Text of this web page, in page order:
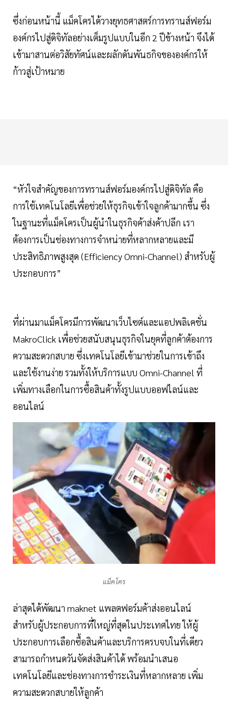
ซึ่งก่อนหน้านี้ แม็คโครได้วางยุทธศาสตร์การทรานส์ฟอร์ม
องค์กรไปสู่ดิจิทัลอย่างเต็มรูปแบบในอีก 2 ปีข้างหน้า จึงได้
เข้ามาสานต่อวิสัยทัศน์และผลักดันพันธกิจขององค์กรให้
ก้าวสู่เป้าหมาย
“หัวใจสำคัญของการทรานส์ฟอร์มองค์กรไปสู่ดิจิทัล คือ
การใช้เทคโนโลยีเพื่อช่วยให้ธุรกิจเข้าใจลูกค้ามากขึ้น ซึ่ง
ในฐานะที่แม็คโครเป็นผู้นำในธุรกิจค้าส่งค้าปลีก เรา
ต้องการเป็นช่องทางการจำหน่ายที่หลากหลายและมี
ประสิทธิภาพสูงสุด (Efficiency Omni-Channel) สำหรับผู้
ประกอบการ”
ที่ผ่านมาแม็คโครมีการพัฒนาเว็บไซต์และแอปพลิเคชั่น
MakroClick เพื่อช่วยสนับสนุนธุรกิจในยุคที่ลูกค้าต้องการ
ความสะดวกสบาย ซึ่งเทคโนโลยีเข้ามาช่วยในการเข้าถึง
และใช้งานง่าย รวมทั้งให้บริการแบบ Omni-Channel ที่
เพิ่มทางเลือกในการซื้อสินค้าทั้งรูปแบบออฟไลน์และ
ออนไลน์
แม็คโคร
ล่าสุดได้พัฒนา maknet แพลตฟอร์มค้าส่งออนไลน์
สำหรับผู้ประกอบการที่ใหญ่ที่สุดในประเทศไทย ให้ผู้
ประกอบการเลือกซื้อสินค้าและบริการครบจบในที่เดียว
สามารถกำหนดวันจัดส่งสินค้าได้ พร้อมนำเสนอ
เทคโนโลยีและช่องทางการชำระเงินที่หลากหลาย เพิ่ม
ความสะดวกสบายให้ลูกค้า